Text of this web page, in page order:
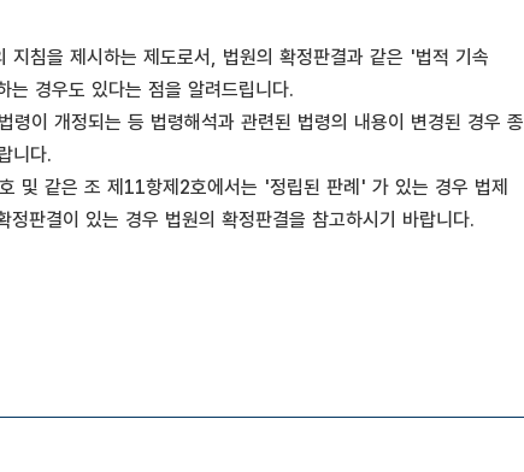
침을 제시하는 제도로서, 법원의 확정판결과 같은 '법적 기속
경우도 있다는 점을 알려드립니다.
이 개정되는 등 법령해석과 관련된 법령의 내용이 변경된 경우 종
니다.
호 및 같은 조 제11항제2호에서는 '정립된 판례' 가 있는 경우 법제
판결이 있는 경우 법원의 확정판결을 참고하시기 바랍니다.